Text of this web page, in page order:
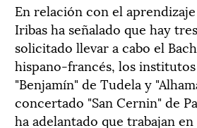
En relación con el
Iribas ha señalado que hay
solicitado llevar a cabo el
hispano-francés, los
"Benjamín" de Tudela y
concertado "San Cernin" de
ha adelantado que trabajan